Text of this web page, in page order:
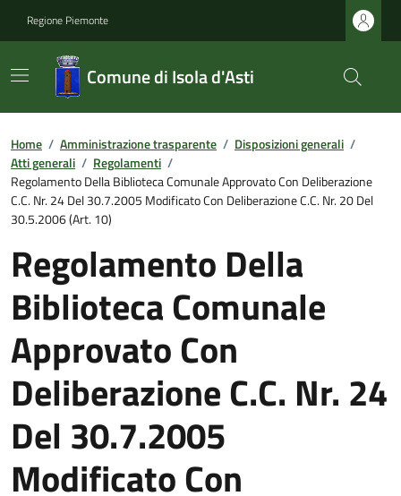
Regione Piemonte
Comune di Isola d'Asti
Home / Amministrazione trasparente / Disposizioni generali /
Atti generali / Regolamenti /
Regolamento Della Biblioteca Comunale Approvato Con Deliberazione
C.C. Nr. 24 Del 30.7.2005 Modificato Con Deliberazione C.C. Nr. 20 Del
30.5.2006 (Art. 10)
Regolamento Della
Biblioteca Comunale
Approvato Con
Deliberazione C.C. Nr. 24
Del 30.7.2005
Modificato Con